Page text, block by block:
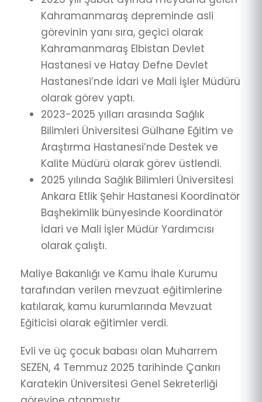
Kahramanmaraş depreminde asli
görevinin yanı sıra, geçici olarak
Kahramanmaraş Elbistan Devlet
Hastanesi ve Hatay Defne Devlet
Hastanesi’nde İdari ve Mali İşler Müdürü
olarak görev yaptı.
2023-2025 yılları arasında Sağlık
Bilimleri Üniversitesi Gülhane Eğitim ve
Araştırma Hastanesi’nde Destek ve
Kalite Müdürü olarak görev üstlendi.
2025 yılında Sağlık Bilimleri Üniversitesi
Ankara Etlik Şehir Hastanesi Koordinatör
Başhekimlik bünyesinde Koordinatör
İdari ve Mali İşler Müdür Yardımcısı
olarak çalıştı.
Maliye Bakanlığı ve Kamu İhale Kurumu
tarafından verilen mevzuat eğitimlerine
katılarak, kamu kurumlarında Mevzuat
Eğiticisi olarak eğitimler verdi.
Evli ve üç çocuk babası olan Muharrem
SEZEN, 4 Temmuz 2025 tarihinde Çankırı
Karatekin Üniversitesi Genel Sekreterliği